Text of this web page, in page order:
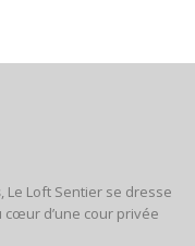
, Le Loft Sentier se dresse
cœur d’une cour privée